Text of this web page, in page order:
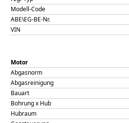
Modell-Code
ABE\EG-BE-Nr.
VIN
Motor
Abgasnorm
Abgasreinigung
Bauart
Bohrung x Hub
Hubraum